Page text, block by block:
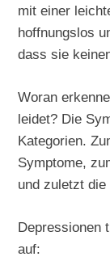
mit einer
hoffnungslos
dass sie
Woran
leidet? Die
Kategorien.
Symptome,
und zuletzt
Depressionen
auf: